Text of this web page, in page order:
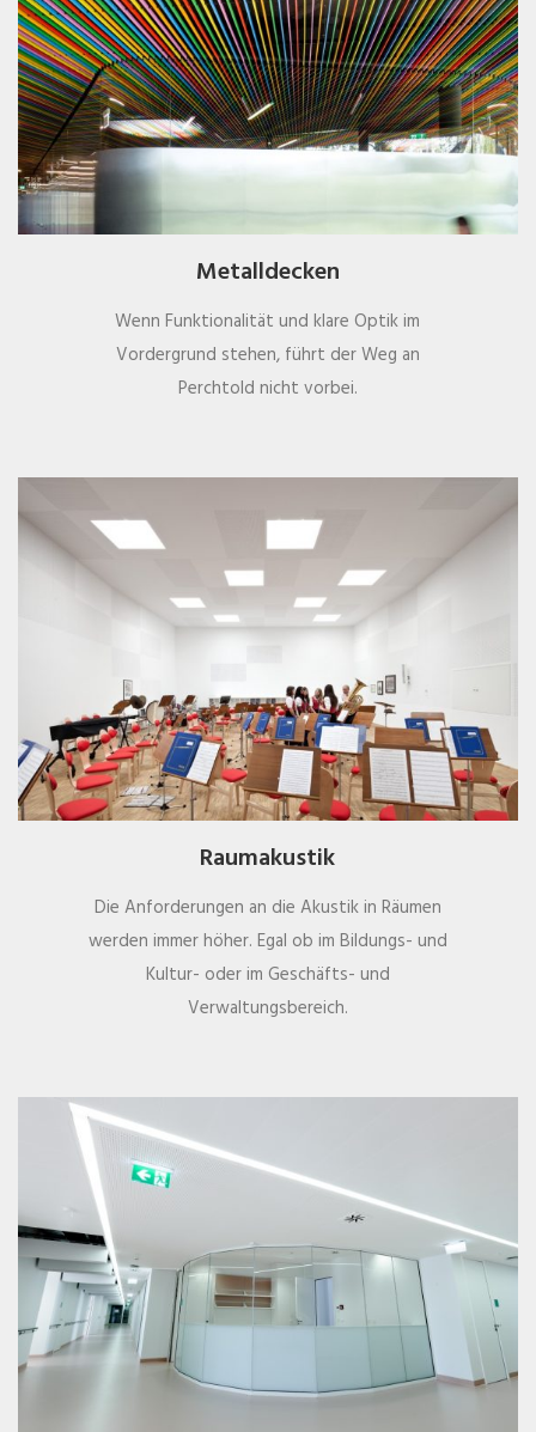
Metalldecken
Wenn Funktionalität und klare Optik im
Vordergrund stehen, führt der Weg an
Perchtold nicht vorbei.
Raumakustik
Die Anforderungen an die Akustik in Räumen
werden immer höher. Egal ob im Bildungs- und
Kultur- oder im Geschäfts- und
Verwaltungsbereich.